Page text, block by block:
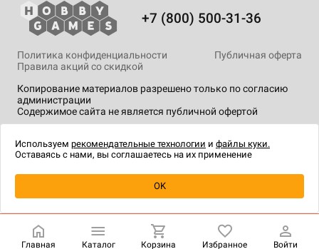
Уведомить о наличии
+7 (800) 500-31-36
Копирование материалов разрешено только по согласию
администрации
Содержимое сайта не является публичной офертой
Политика конфиденциальности
Публичная оферта
Правила акций со скидкой
технологии.
Главная Каталог Корзина Избранное Войти
Используем рекомендательные технологии и файлы куки.
Оставаясь с нами, вы соглашаетесь на их применение
OK